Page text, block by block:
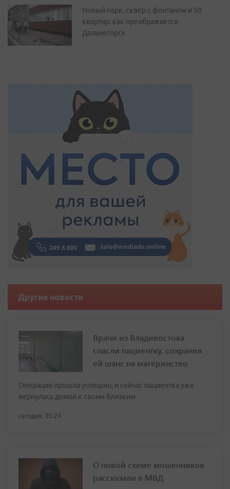
Новый парк, сквер с фонтаном и 50
квартир: как преображается
Дальнегорск
Другие новости
Врачи из Владивостока
спасли пациентку, сохранив
ей шанс на материнство
Операция прошла успешно, и сейчас пациентка уже
вернулась домой к своим близким
сегодня, 05:24
О новой схеме мошенников
рассказали в МВД